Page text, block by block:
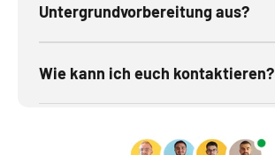
Untergrundvorbereitung aus?
Wie kann ich euch kontaktieren?